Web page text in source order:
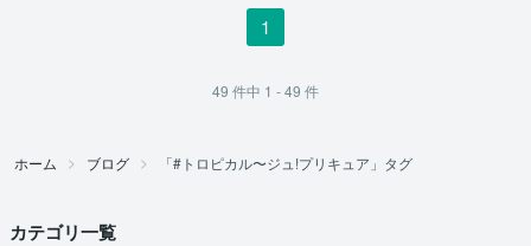
1
49 件中 1 - 49 件
ホーム ブログ 「#トロピカル〜ジュ!プリキュア」タグ
カテゴリ一覧